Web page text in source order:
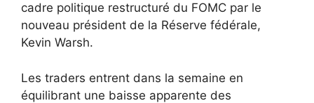
cadre politique restructuré du FOMC par le
nouveau président de la Réserve fédérale,
Kevin Warsh.
Les traders entrent dans la semaine en
équilibrant une baisse apparente des